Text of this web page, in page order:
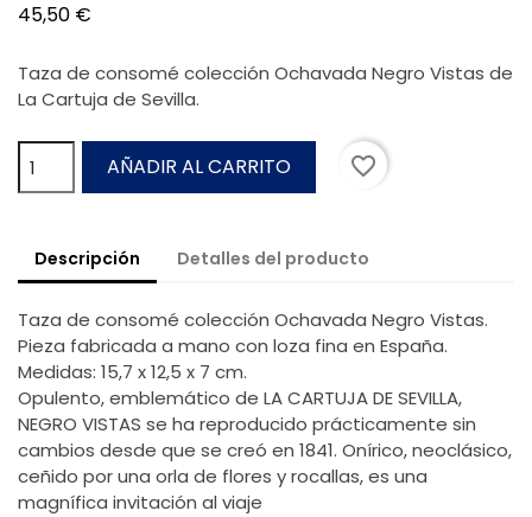
45,50 €
Taza de consomé colección Ochavada Negro Vistas de
La Cartuja de Sevilla.
AÑADIR AL CARRITO favorite_border
Descripción Detalles del producto
Taza de consomé colección Ochavada Negro Vistas.
Pieza fabricada a mano con loza fina en España.
Medidas: 15,7 x 12,5 x 7 cm.
Opulento, emblemático de LA CARTUJA DE SEVILLA,
NEGRO VISTAS se ha reproducido prácticamente sin
cambios desde que se creó en 1841. Onírico, neoclásico,
ceñido por una orla de flores y rocallas, es una
magnífica invitación al viaje